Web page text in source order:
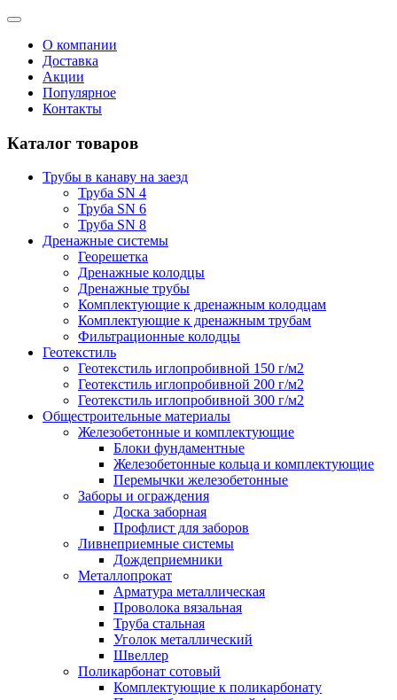
О компании
Доставка
Акции
Популярное
Контакты
Каталог товаров
Трубы в канаву на заезд
Труба SN 4
Труба SN 6
Труба SN 8
Дренажные системы
Георешетка
Дренажные колодцы
Дренажные трубы
Комплектующие к дренажным колодцам
Комплектующие к дренажным трубам
Фильтрационные колодцы
Геотекстиль
Геотекстиль иглопробивной 150 г/м2
Геотекстиль иглопробивной 200 г/м2
Геотекстиль иглопробивной 300 г/м2
Общестроительные материалы
Железобетонные и комплектующие
Блоки фундаментные
Железобетонные кольца и комплектующие
Перемычки железобетонные
Заборы и ограждения
Доска заборная
Профлист для заборов
Ливнеприемные системы
Дождеприемники
Металлопрокат
Арматура металлическая
Проволока вязальная
Труба стальная
Уголок металлический
Швеллер
Поликарбонат сотовый
Комплектующие к поликарбонату